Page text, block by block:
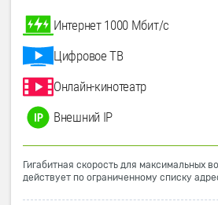
Интернет 1000 Мбит/с
Цифровое ТВ
Онлайн-кинотеатр
Внешний IP
Гигабитная скорость для максимальных
действует по ограниченному списку